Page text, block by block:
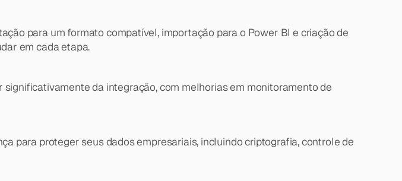
para um formato compatível, importação para o Power BI e criação de
em cada etapa.
da integração, com melhorias em monitoramento de
para proteger seus dados empresariais, incluindo criptografia, controle de